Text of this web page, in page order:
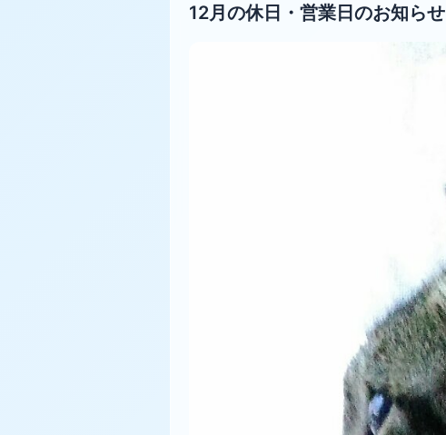
12月の休日・営業日のお知らせ